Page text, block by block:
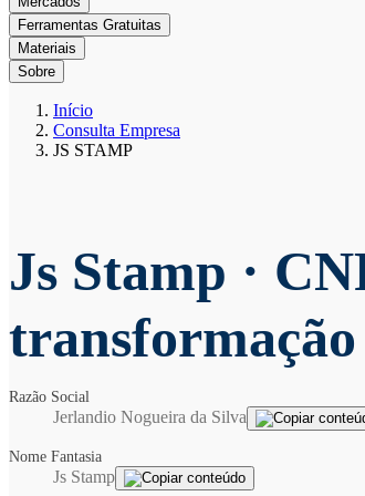
Ferramentas Gratuitas
Materiais
Sobre
Início
Consulta Empresa
JS STAMP
Js Stamp ·
Razão Social
Jerlandio Nogueira da Silva
Nome Fantasia
Js Stamp